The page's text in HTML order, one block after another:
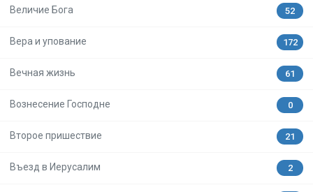
Величие Бога 52
Вера и упование 172
Вечная жизнь 61
Вознесение Господне 0
Второе пришествие 21
Въезд в Иерусалим 2